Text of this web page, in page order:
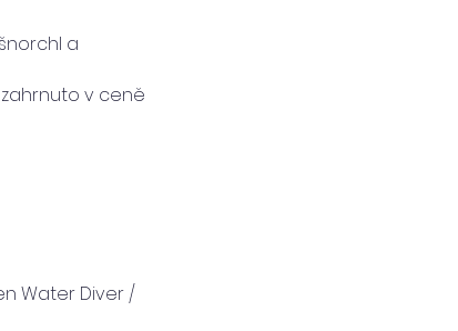
a
v ceně
Water Diver /